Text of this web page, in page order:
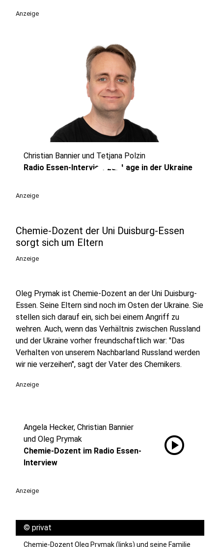
Anzeige
play_circle
Christian Bannier und Tetjana Polzin
Radio Essen-Interview zur Lage in der Ukraine
Anzeige
Chemie-Dozent der Uni Duisburg-Essen
sorgt sich um Eltern
Anzeige
Oleg Prymak ist Chemie-Dozent an der Uni Duisburg-
Essen. Seine Eltern sind noch im Osten der Ukraine. Sie
stellen sich darauf ein, sich bei einem Angriff zu
wehren. Auch, wenn das Verhältnis zwischen Russland
und der Ukraine vorher freundschaftlich war: "Das
Verhalten von unserem Nachbarland Russland werden
wir nie verzeihen", sagt der Vater des Chemikers.
Anzeige
Angela Hecker, Christian Bannier
und Oleg Prymak
Chemie-Dozent im Radio Essen-
Interview
play_circle
Anzeige
© privat
Chemie-Dozent Oleg Prymak (links) und seine Familie